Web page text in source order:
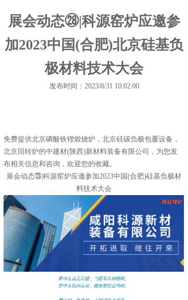
展会动态㉘|科源窑炉应邀参
加2023中国(合肥)北京硅基负
极材料技术大会
发布时间：2023/8/31 10:02:00
免费提供北京磷酸铁锂煅烧炉 ，北京硅碳负极包覆设备，
北京回转炉的中建材(陕西)新材料装备有限公司，为您发
布相关信息和咨询，欢迎您的收藏。
展会动态㉘|科源窑炉应邀参加2023中国(合肥)硅基负极材
料技术大会